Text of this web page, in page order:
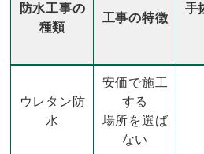
防水工事の
種類
工事の特徴
手
ウレタン防
水
安価で施工
する
場所を選ば
ない